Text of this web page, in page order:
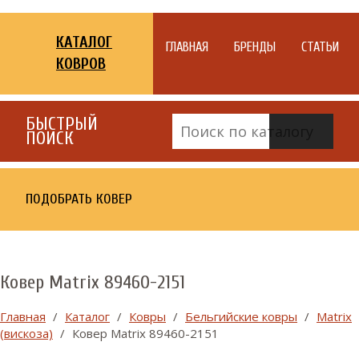
КАТАЛОГ
КОВРОВ
ГЛАВНАЯ БРЕНДЫ СТАТЬИ
БЫСТРЫЙ
ПОИСК
ПОДОБРАТЬ КОВЕР
Ковер Matrix 89460-2151
Главная / Каталог / Ковры / Бельгийские ковры / Matrix
(вискоза) / Ковер Matrix 89460-2151